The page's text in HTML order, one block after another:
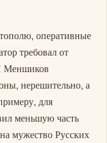
оперативные
требовал от
Меншиков
нерешительно, а
для
меньшую часть
мужество Русских